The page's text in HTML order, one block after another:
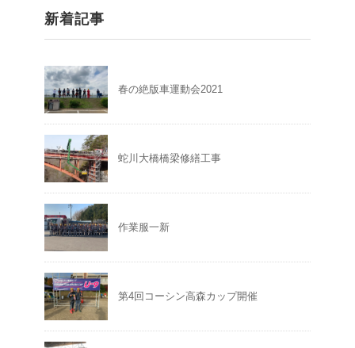
新着記事
春の絶版車運動会2021
蛇川大橋橋梁修繕工事
作業服一新
第4回コーシン高森カップ開催